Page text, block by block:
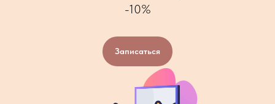
-10%
Записаться